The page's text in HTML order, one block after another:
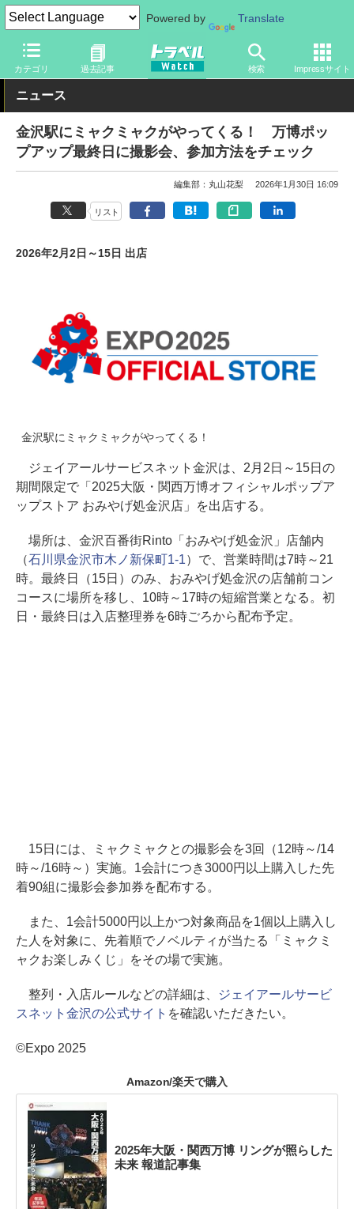
Powered by Translate
カテゴリ 過去記事 検索 Impressサイト
トラベル Watch イベント 国際博覧会 2025年大阪・関西万博
ニュース
金沢駅にミャクミャクがやってくる！ 万博ポッ
プアップ最終日に撮影会、参加方法をチェック
編集部：丸山花梨 2026年1月30日 16:09
リスト
2026年2月2日～15日 出店
金沢駅にミャクミャクがやってくる！
ジェイアールサービスネット金沢は、2月2日～15日の
期間限定で「2025大阪・関西万博オフィシャルポップア
ップストア おみやげ処金沢店」を出店する。
場所は、金沢百番街Rinto「おみやげ処金沢」店舗内
（石川県金沢市木ノ新保町1-1）で、営業時間は7時～21
時。最終日（15日）のみ、おみやげ処金沢の店舗前コン
コースに場所を移し、10時～17時の短縮営業となる。初
日・最終日は入店整理券を6時ごろから配布予定。
15日には、ミャクミャクとの撮影会を3回（12時～/14
時～/16時～）実施。1会計につき3000円以上購入した先
着90組に撮影会参加券を配布する。
また、1会計5000円以上かつ対象商品を1個以上購入し
た人を対象に、先着順でノベルティが当たる「ミャクミ
ャクお楽しみくじ」をその場で実施。
整列・入店ルールなどの詳細は、
ジェイアールサービ
スネット金沢の公式サイト を確認いただきたい。
©Expo 2025
Amazon/楽天で購入
2025年大阪・関西万博 リングが照らした
未来 報道記事集